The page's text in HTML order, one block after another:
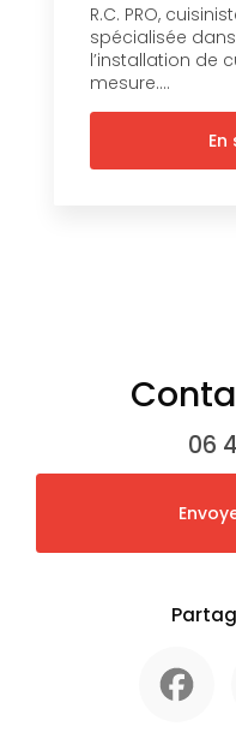
R.C. PRO,
spécialisée
l’installation de
mesure....
06